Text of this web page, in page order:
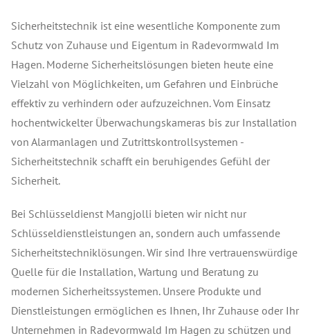
Sicherheitstechnik ist eine wesentliche Komponente zum
Schutz von Zuhause und Eigentum in Radevormwald Im
Hagen. Moderne Sicherheitslösungen bieten heute eine
Vielzahl von Möglichkeiten, um Gefahren und Einbrüche
effektiv zu verhindern oder aufzuzeichnen. Vom Einsatz
hochentwickelter Überwachungskameras bis zur Installation
von Alarmanlagen und Zutrittskontrollsystemen -
Sicherheitstechnik schafft ein beruhigendes Gefühl der
Sicherheit.
Bei Schlüsseldienst Mangjolli bieten wir nicht nur
Schlüsseldienstleistungen an, sondern auch umfassende
Sicherheitstechniklösungen. Wir sind Ihre vertrauenswürdige
Quelle für die Installation, Wartung und Beratung zu
modernen Sicherheitssystemen. Unsere Produkte und
Dienstleistungen ermöglichen es Ihnen, Ihr Zuhause oder Ihr
Unternehmen in Radevormwald Im Hagen zu schützen und